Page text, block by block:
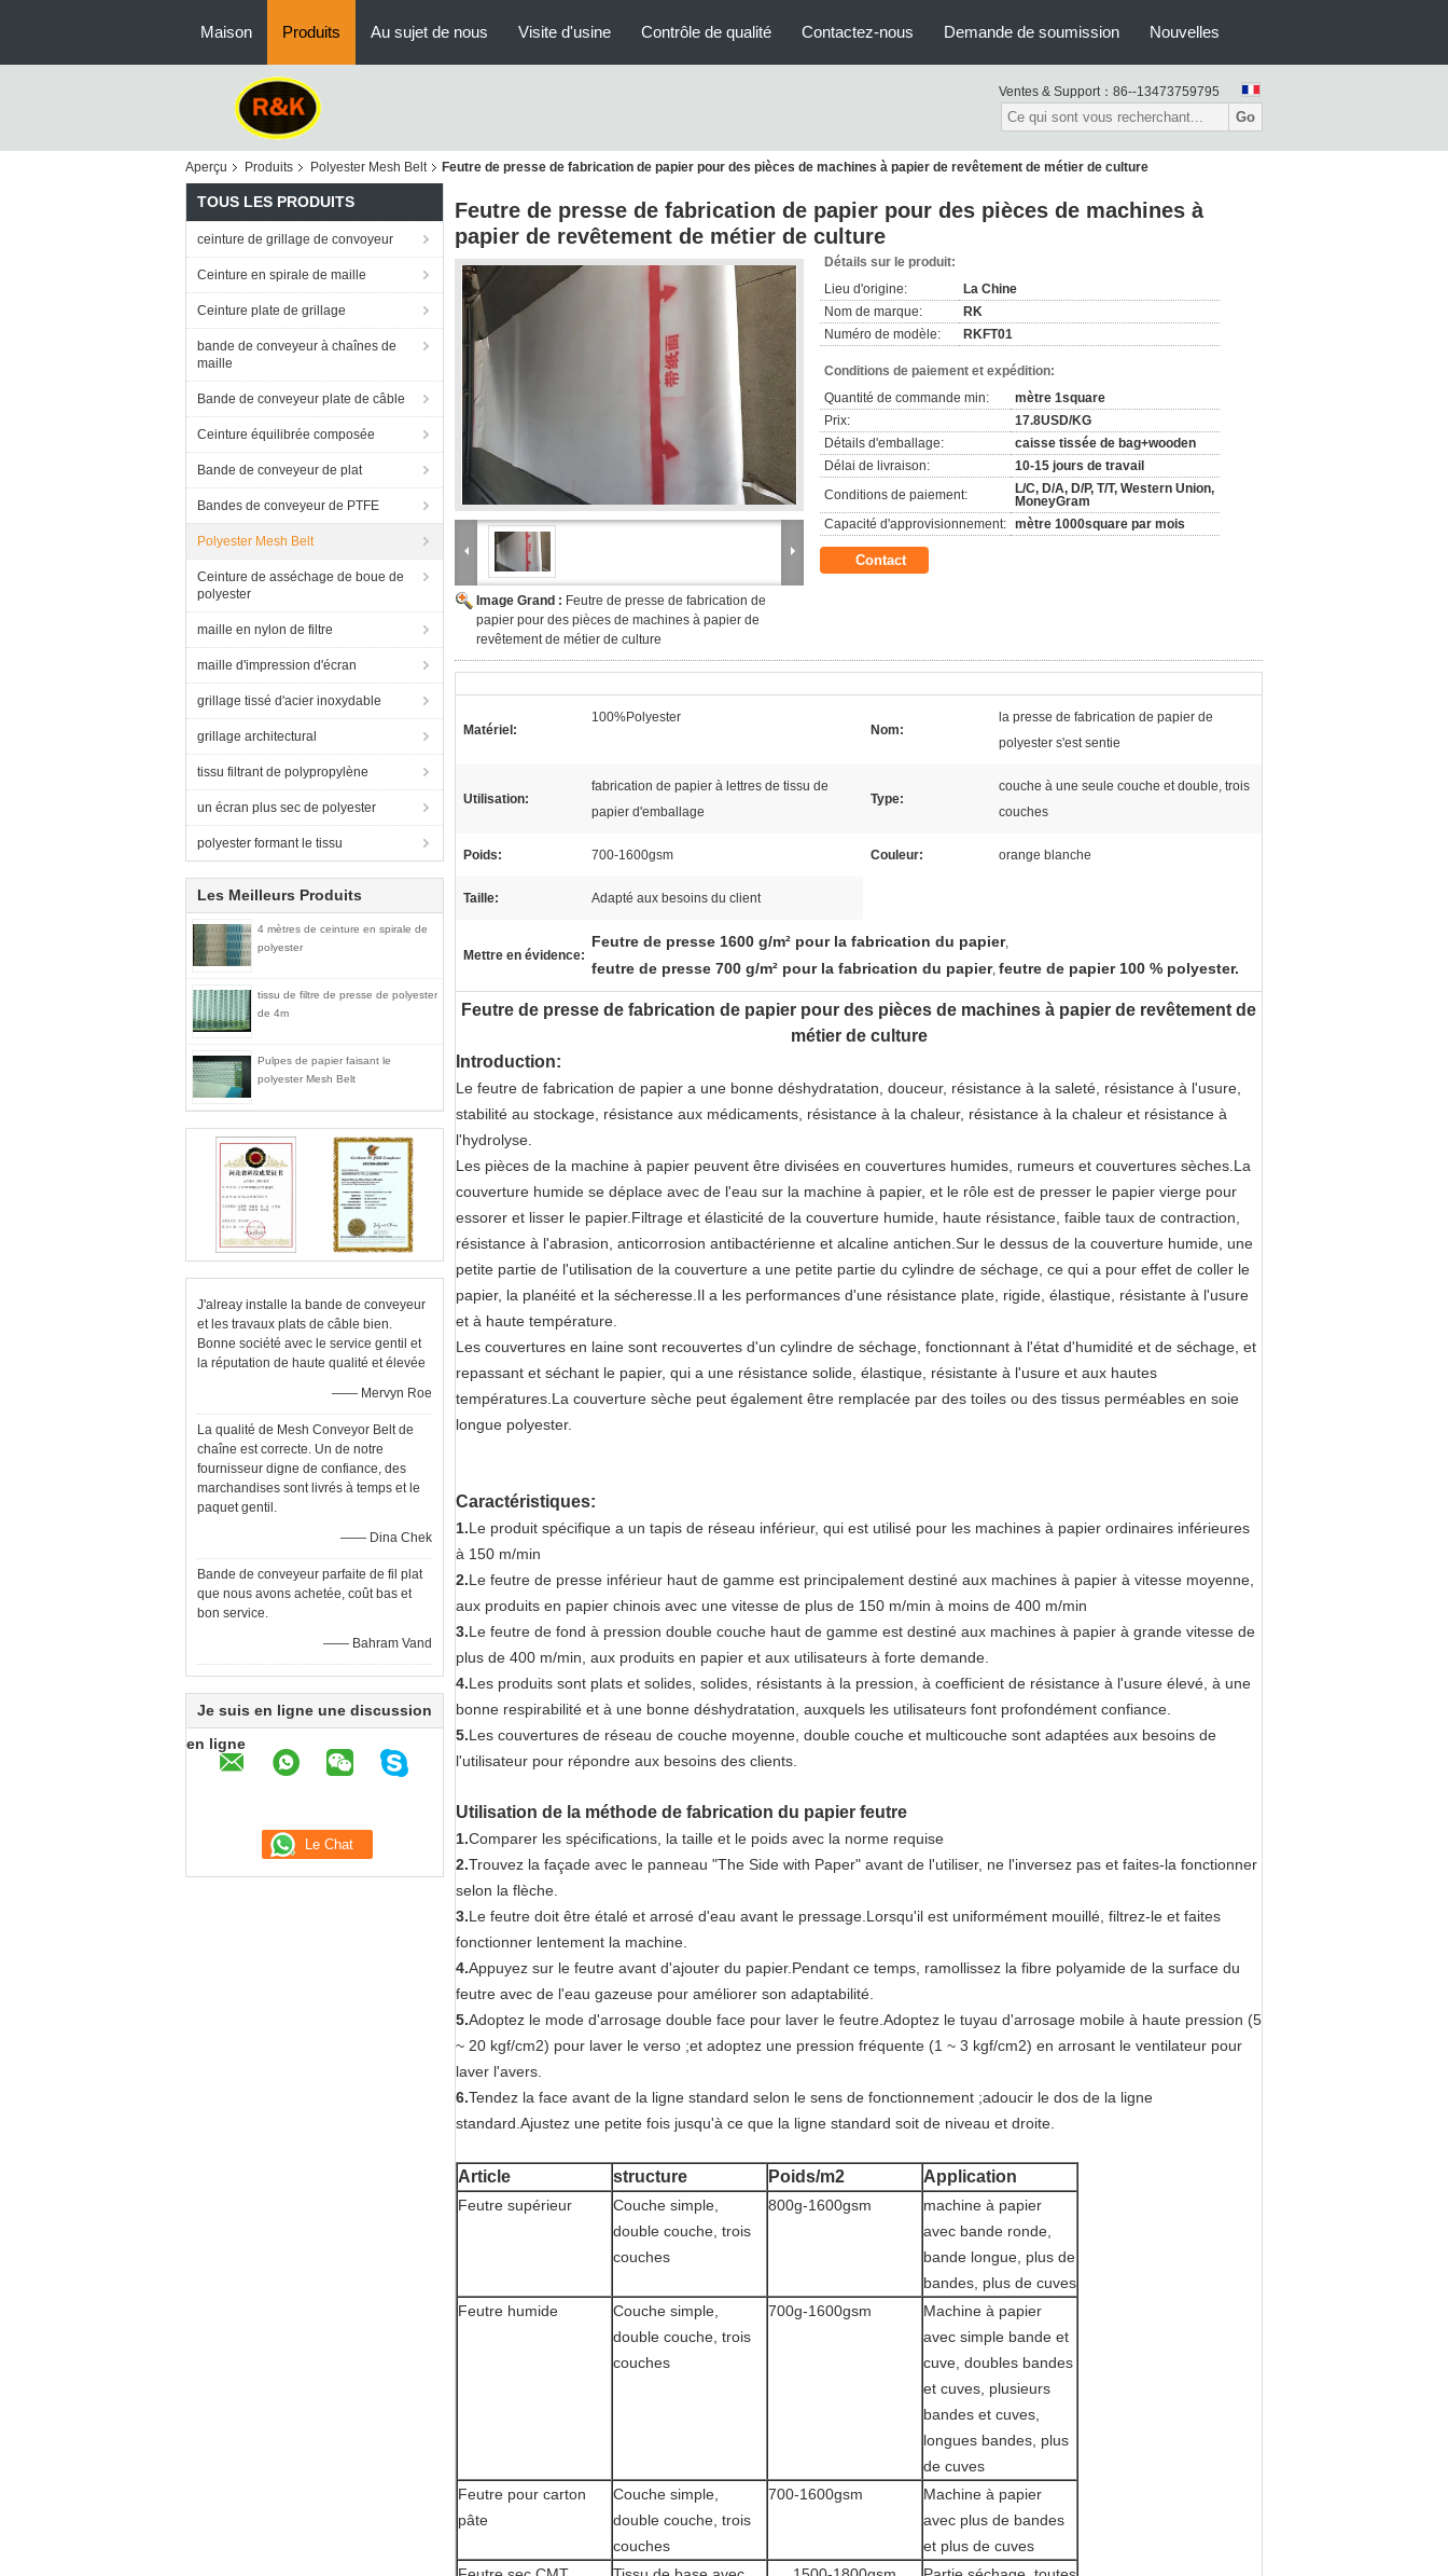
Maison Produits Au sujet de nous Visite d'usine Contrôle de qualité Contactez-nous Demande de soumission Nouvelles
Ventes & Support： 86--13473759795
Go
Aperçu Produits Polyester Mesh Belt Feutre de presse de fabrication de papier pour des pièces de machines à papier de revêtement de métier de culture
TOUS LES PRODUITS
ceinture de grillage de convoyeur
Ceinture en spirale de maille
Ceinture plate de grillage
bande de conveyeur à chaînes de
maille
Bande de conveyeur plate de câble
Ceinture équilibrée composée
Bande de conveyeur de plat
Bandes de conveyeur de PTFE
Polyester Mesh Belt
Ceinture de asséchage de boue de
polyester
maille en nylon de filtre
maille d'impression d'écran
grillage tissé d'acier inoxydable
grillage architectural
tissu filtrant de polypropylène
un écran plus sec de polyester
polyester formant le tissu
Les Meilleurs Produits
4 mètres de ceinture en spirale de
polyester
tissu de filtre de presse de polyester
de 4m
Pulpes de papier faisant le
polyester Mesh Belt
J'alreay installe la bande de conveyeur
et les travaux plats de câble bien.
Bonne société avec le service gentil et
la réputation de haute qualité et élevée
—— Mervyn Roe
La qualité de Mesh Conveyor Belt de
chaîne est correcte. Un de notre
fournisseur digne de confiance, des
marchandises sont livrés à temps et le
paquet gentil.
—— Dina Chek
Bande de conveyeur parfaite de fil plat
que nous avons achetée, coût bas et
bon service.
—— Bahram Vand
Je suis en ligne une discussion
en ligne
Feutre de presse de fabrication de papier pour des pièces de machines à
papier de revêtement de métier de culture
Image Grand : Feutre de presse de fabrication de
papier pour des pièces de machines à papier de
revêtement de métier de culture
Détails sur le produit:
Lieu d'origine:
La Chine
Nom de marque:
RK
Numéro de modèle:
RKFT01
Conditions de paiement et expédition:
Quantité de commande min:
mètre 1square
Prix:
17.8USD/KG
Détails d'emballage:
caisse tissée de bag+wooden
Délai de livraison:
10-15 jours de travail
Conditions de paiement:
L/C, D/A, D/P, T/T, Western Union,
MoneyGram
Capacité d'approvisionnement: mètre 1000square par mois
Contact
Matériel:
100%Polyester
Nom:
la presse de fabrication de papier de
polyester s'est sentie
Utilisation:
fabrication de papier à lettres de tissu de
papier d'emballage
Type:
couche à une seule couche et double, trois
couches
Poids: 700-1600gsm Couleur: orange blanche
Taille: Adapté aux besoins du client
Mettre en évidence:
Feutre de presse 1600 g/m² pour la fabrication du papier,
feutre de presse 700 g/m² pour la fabrication du papier, feutre de papier 100 % polyester.
Feutre de presse de fabrication de papier pour des pièces de machines à papier de revêtement de
métier de culture
Introduction:
Le feutre de fabrication de papier a une bonne déshydratation, douceur, résistance à la saleté, résistance à l'usure,
stabilité au stockage, résistance aux médicaments, résistance à la chaleur, résistance à la chaleur et résistance à
l'hydrolyse.
Les pièces de la machine à papier peuvent être divisées en couvertures humides, rumeurs et couvertures sèches.La
couverture humide se déplace avec de l'eau sur la machine à papier, et le rôle est de presser le papier vierge pour
essorer et lisser le papier.Filtrage et élasticité de la couverture humide, haute résistance, faible taux de contraction,
résistance à l'abrasion, anticorrosion antibactérienne et alcaline antichen.Sur le dessus de la couverture humide, une
petite partie de l'utilisation de la couverture a une petite partie du cylindre de séchage, ce qui a pour effet de coller le
papier, la planéité et la sécheresse.Il a les performances d'une résistance plate, rigide, élastique, résistante à l'usure
et à haute température.
Les couvertures en laine sont recouvertes d'un cylindre de séchage, fonctionnant à l'état d'humidité et de séchage, et
repassant et séchant le papier, qui a une résistance solide, élastique, résistante à l'usure et aux hautes
températures.La couverture sèche peut également être remplacée par des toiles ou des tissus perméables en soie
longue polyester.
Caractéristiques:
1.Le produit spécifique a un tapis de réseau inférieur, qui est utilisé pour les machines à papier ordinaires inférieures
à 150 m/min
2.Le feutre de presse inférieur haut de gamme est principalement destiné aux machines à papier à vitesse moyenne,
aux produits en papier chinois avec une vitesse de plus de 150 m/min à moins de 400 m/min
3.Le feutre de fond à pression double couche haut de gamme est destiné aux machines à papier à grande vitesse de
plus de 400 m/min, aux produits en papier et aux utilisateurs à forte demande.
4.Les produits sont plats et solides, solides, résistants à la pression, à coefficient de résistance à l'usure élevé, à une
bonne respirabilité et à une bonne déshydratation, auxquels les utilisateurs font profondément confiance.
5.Les couvertures de réseau de couche moyenne, double couche et multicouche sont adaptées aux besoins de
l'utilisateur pour répondre aux besoins des clients.
Utilisation de la méthode de fabrication du papier feutre
1.Comparer les spécifications, la taille et le poids avec la norme requise
2.Trouvez la façade avec le panneau "The Side with Paper" avant de l'utiliser, ne l'inversez pas et faites-la fonctionner
selon la flèche.
3.Le feutre doit être étalé et arrosé d'eau avant le pressage.Lorsqu'il est uniformément mouillé, filtrez-le et faites
fonctionner lentement la machine.
4.Appuyez sur le feutre avant d'ajouter du papier.Pendant ce temps, ramollissez la fibre polyamide de la surface du
feutre avec de l'eau gazeuse pour améliorer son adaptabilité.
5.Adoptez le mode d'arrosage double face pour laver le feutre.Adoptez le tuyau d'arrosage mobile à haute pression (5
~ 20 kgf/cm2) pour laver le verso ;et adoptez une pression fréquente (1 ~ 3 kgf/cm2) en arrosant le ventilateur pour
laver l'avers.
6.Tendez la face avant de la ligne standard selon le sens de fonctionnement ;adoucir le dos de la ligne
standard.Ajustez une petite fois jusqu'à ce que la ligne standard soit de niveau et droite.
Article structure Poids/m2 Application
Feutre supérieur
Couche simple,
double couche, trois
couches
800g-1600gsm
machine à papier
avec bande ronde,
bande longue, plus de
bandes, plus de cuves
Feutre humide
Couche simple,
double couche, trois
couches
700g-1600gsm
Machine à papier
avec simple bande et
cuve, doubles bandes
et cuves, plusieurs
bandes et cuves,
longues bandes, plus
de cuves
Feutre pour carton
pâte
Couche simple,
double couche, trois
couches
700-1600gsm
Machine à papier
avec plus de bandes
et plus de cuves